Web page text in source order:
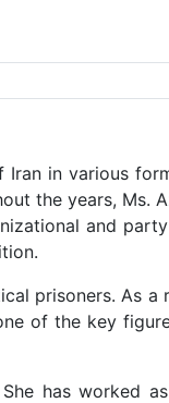
in various
the years, Ms.
and
prisoners. As a
of the key
has worked